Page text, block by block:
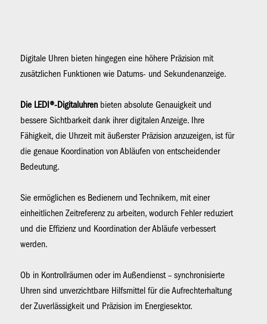
Digitale Uhren bieten hingegen eine höhere Präzision mit
zusätzlichen Funktionen wie Datums- und Sekundenanzeige.
Die LEDI®-Digitaluhren bieten absolute Genauigkeit und
bessere Sichtbarkeit dank ihrer digitalen Anzeige. Ihre
Fähigkeit, die Uhrzeit mit äußerster Präzision anzuzeigen, ist für
die genaue Koordination von Abläufen von entscheidender
Bedeutung.
Sie ermöglichen es Bedienern und Technikern, mit einer
einheitlichen Zeitreferenz zu arbeiten, wodurch Fehler reduziert
und die Effizienz und Koordination der Abläufe verbessert
werden.
Ob in Kontrollräumen oder im Außendienst – synchronisierte
Uhren sind unverzichtbare Hilfsmittel für die Aufrechterhaltung
der Zuverlässigkeit und Präzision im Energiesektor.